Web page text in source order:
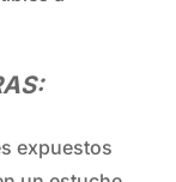
expuestos